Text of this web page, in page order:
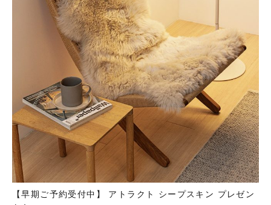
【早期ご予約受付中】 アトラクト シープスキン プレゼン